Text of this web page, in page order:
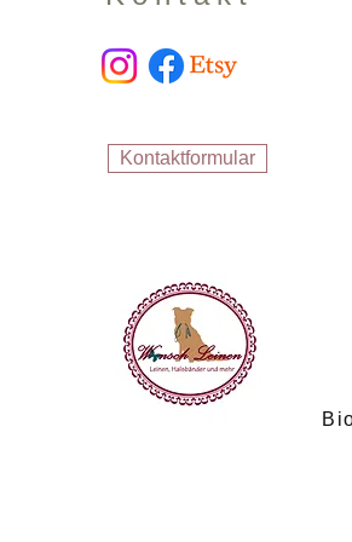
Kontaktformular